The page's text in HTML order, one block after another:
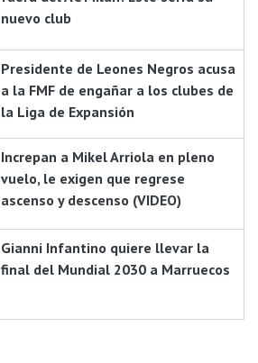
nuevo club
Presidente de Leones Negros acusa
a la FMF de engañar a los clubes de
la Liga de Expansión
Increpan a Mikel Arriola en pleno
vuelo, le exigen que regrese
ascenso y descenso (VIDEO)
Gianni Infantino quiere llevar la
final del Mundial 2030 a Marruecos